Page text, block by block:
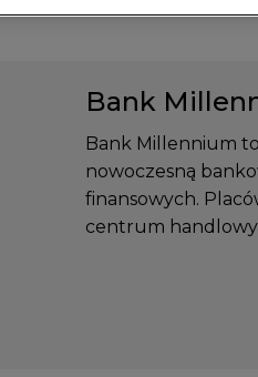
Bank
Bank Millennium
nowoczesną
finansowych.
centrum